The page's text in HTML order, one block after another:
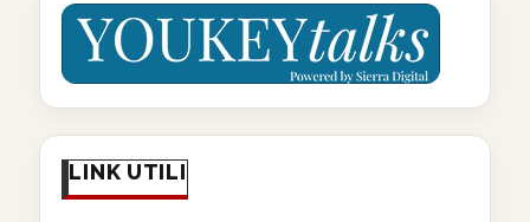
LINK UTILI